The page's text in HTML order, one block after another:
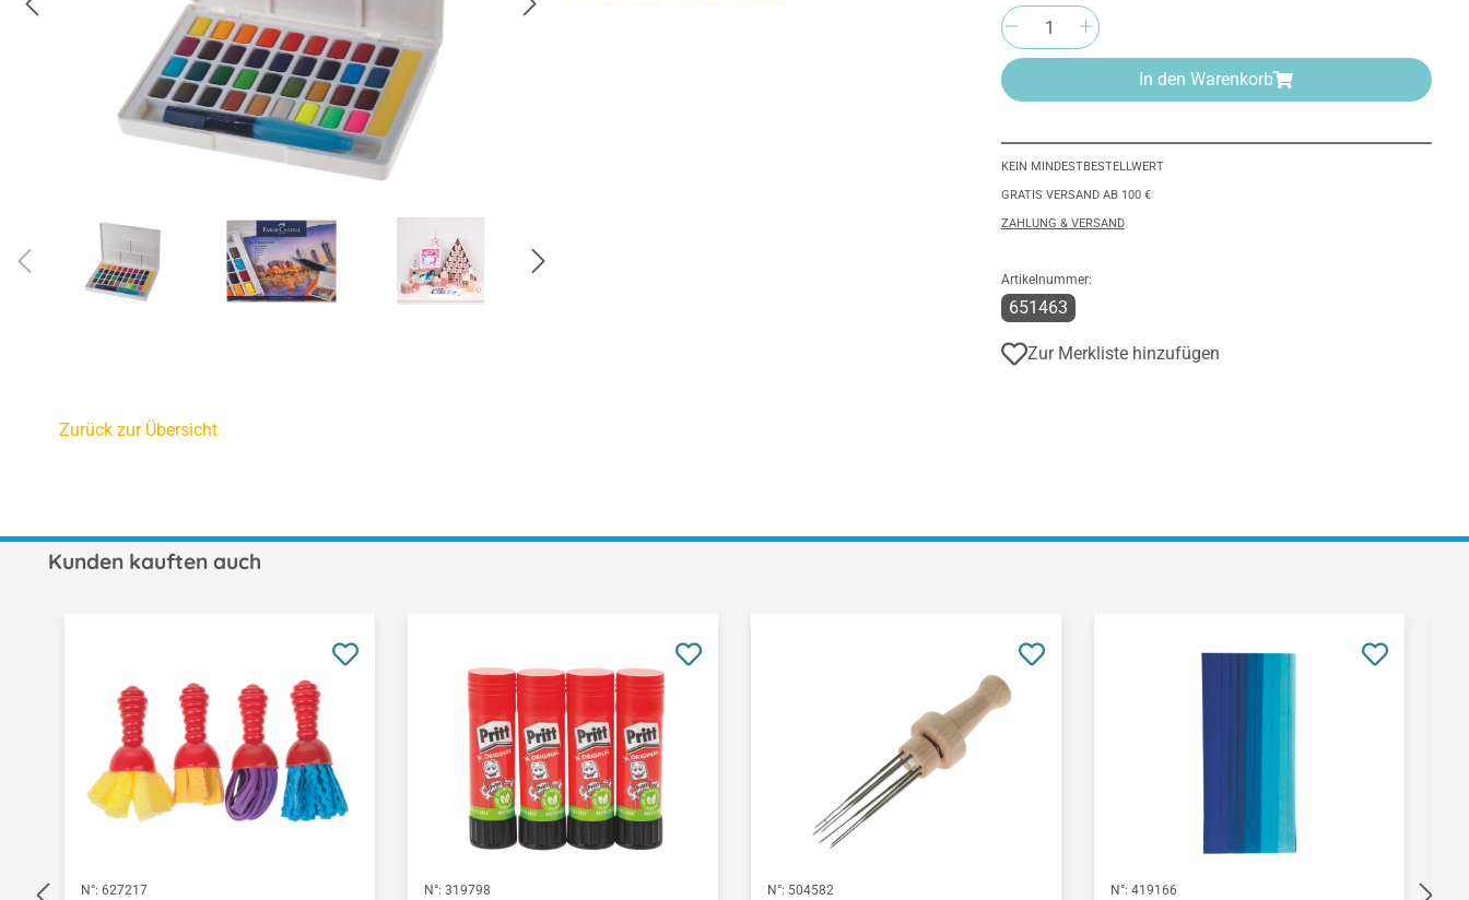
Produkt Anzahl: Gib den gewünschten
In den Warenkorb
KEIN MINDESTBESTELLWERT
GRATIS VERSAND AB 100 €
ZAHLUNG & VERSAND
Artikelnummer:
651463
Zur Merkliste hinzufügen
Zurück zur Übersicht
Kunden kauften auch
N°: 627217 N°: 319798 N°: 504582 N°: 419166